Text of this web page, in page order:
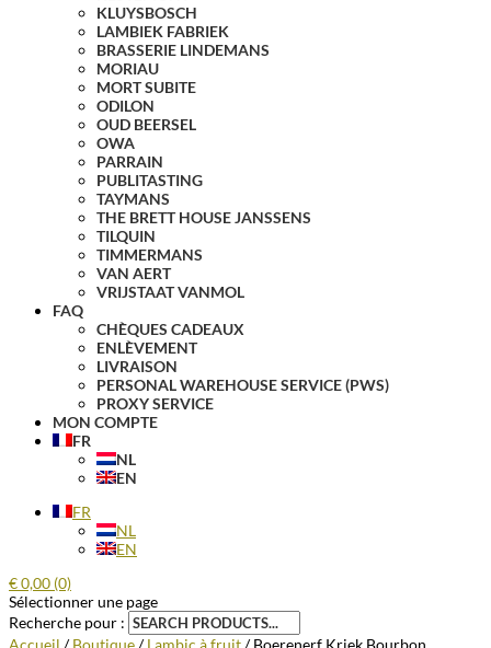
KLUYSBOSCH
LAMBIEK FABRIEK
BRASSERIE LINDEMANS
MORIAU
MORT SUBITE
ODILON
OUD BEERSEL
OWA
PARRAIN
PUBLITASTING
TAYMANS
THE BRETT HOUSE JANSSENS
TILQUIN
TIMMERMANS
VAN AERT
VRIJSTAAT VANMOL
FAQ
CHÈQUES CADEAUX
ENLÈVEMENT
LIVRAISON
PERSONAL WAREHOUSE SERVICE (PWS)
PROXY SERVICE
MON COMPTE
FR
NL
EN
FR
NL
EN
€0,00 (0)
Sélectionner une page
Recherche pour :
Accueil /Boutique/Lambic à fruit/ Boerenerf Kriek Bourbon